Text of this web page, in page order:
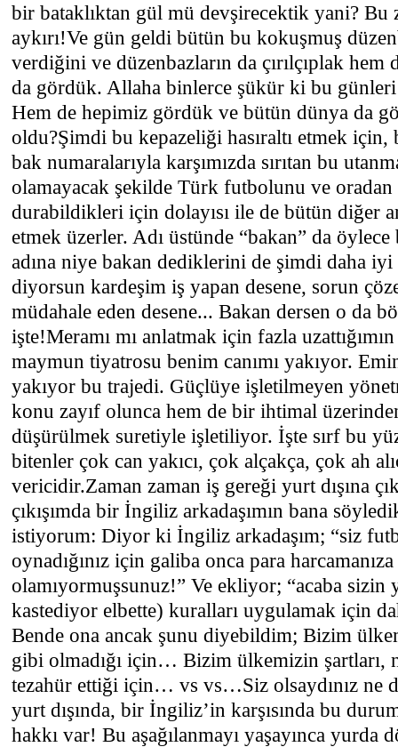
bir bataklıktan gül mü devşirecektik yani? Bu
aykırı!Ve gün geldi bütün bu kokuşmuş
verdiğini ve düzenbazların da çırılçıplak hem
da gördük. Allaha binlerce şükür ki bu
Hem de hepimiz gördük ve bütün dünya da
oldu?Şimdi bu kepazeliği hasıraltı etmek için,
bak numaralarıyla karşımızda sırıtan bu
olamayacak şekilde Türk futbolunu ve
durabildikleri için dolayısı ile de bütün diğer
etmek üzerler. Adı üstünde “bakan” da
adına niye bakan dediklerini de şimdi daha
diyorsun kardeşim iş yapan desene, sorun
müdahale eden desene... Bakan dersen o da
işte!Meramı mı anlatmak için fazla
maymun tiyatrosu benim canımı yakıyor.
yakıyor bu trajedi. Güçlüye işletilmeyen
konu zayıf olunca hem de bir ihtimal
düşürülmek suretiyle işletiliyor. İşte sırf bu
bitenler çok can yakıcı, çok alçakça, çok ah
vericidir.Zaman zaman iş gereği yurt dışına
çıkışımda bir İngiliz arkadaşımın bana
istiyorum: Diyor ki İngiliz arkadaşım; “siz
oynadığınız için galiba onca para harcamanıza
olamıyormuşsunuz!” Ve ekliyor; “acaba
kastediyor elbette) kuralları uygulamak için
Bende ona ancak şunu diyebildim; Bizim
gibi olmadığı için… Bizim ülkemizin şartları,
tezahür ettiği için… vs vs…Siz olsaydınız ne
yurt dışında, bir İngiliz’in karşısında bu
hakkı var! Bu aşağılanmayı yaşayınca yurda